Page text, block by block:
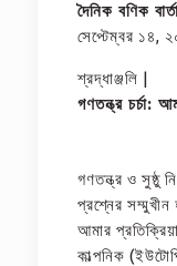
দৈনিক বণিক
সেপ্টেম্বর ১৪,
শ্রদ্ধাঞ্জলি |
গণতন্ত্র চর্চা:
গণতন্ত্র ও সুষ্ঠু
প্রশ্নের
আমার
কাল্পনিক